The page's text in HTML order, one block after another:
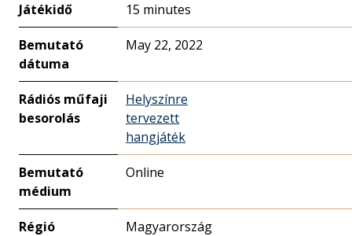
Játékidő 15 minutes
Bemutató
dátuma
May 22, 2022
Rádiós műfaji
besorolás
Helyszínre
tervezett
hangjáték
Bemutató
médium
Online
Régió
Magyarország